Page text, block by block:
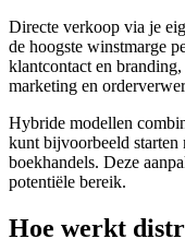
Directe verkoop via je
de hoogste winstmarge
klantcontact en
marketing en
Hybride modellen
kunt bijvoorbeeld starten
boekhandels. Deze
potentiële bereik.
Hoe werkt